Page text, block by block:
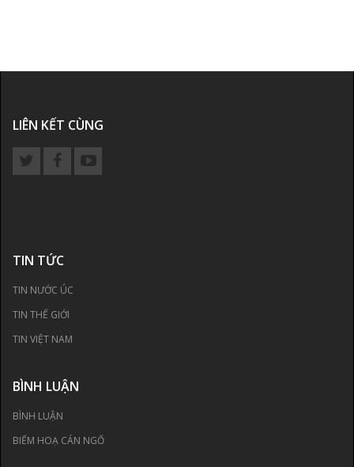
LIÊN KẾT CÙNG
TIN TỨC
TIN NƯỚC ÚC
TIN THẾ GIỚI
TIN VIỆT NAM
BÌNH LUẬN
BÌNH LUẬN
BIẾM HOẠ CÁN NGỐ